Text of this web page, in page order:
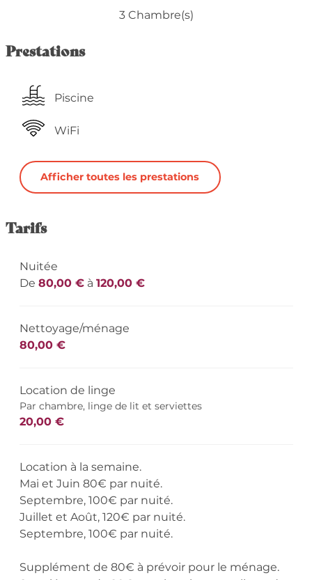
3 Chambre(s)
Prestations
Piscine
WiFi
Afficher toutes les prestations
Tarifs
Nuitée
De 80,00 €à 120,00 €
Nettoyage/ménage
80,00 €
Location de linge
Par chambre, linge de lit et serviettes
20,00 €
Location à la semaine.
Mai et Juin 80€ par nuité.
Septembre, 100€ par nuité.
Juillet et Août, 120€ par nuité.
Septembre, 100€ par nuité.
Supplément de 80€ à prévoir pour le ménage.